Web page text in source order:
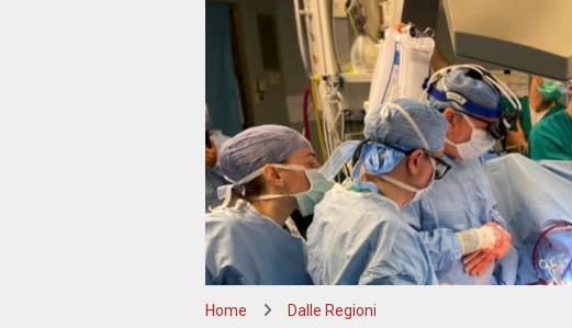
Home Dalle Regioni